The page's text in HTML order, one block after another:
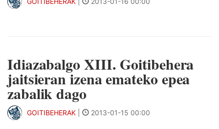
Idiazabalgo XIII. Goitibehera
jaitsieran izena emateko epea
zabalik dago
GOITIBEHERAK 2013-01-15 00:00